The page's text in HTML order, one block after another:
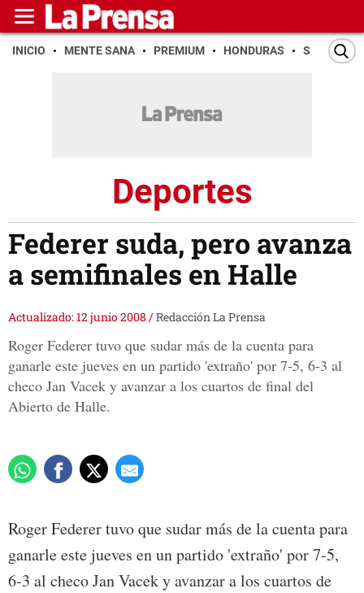
INICIO MENTE SANA PREMIUM HONDURAS SAN PEDRO
Deportes
Federer suda, pero avanza
a semifinales en Halle
Actualizado: 12 junio 2008 /Redacción La Prensa
Roger Federer tuvo que sudar más de la cuenta para
ganarle este jueves en un partido 'extraño' por 7-5, 6-3 al
checo Jan Vacek y avanzar a los cuartos de final del
Abierto de Halle.
Roger Federer tuvo que sudar más de la cuenta para
ganarle este jueves en un partido 'extraño' por 7-5,
6-3 al checo Jan Vacek y avanzar a los cuartos de